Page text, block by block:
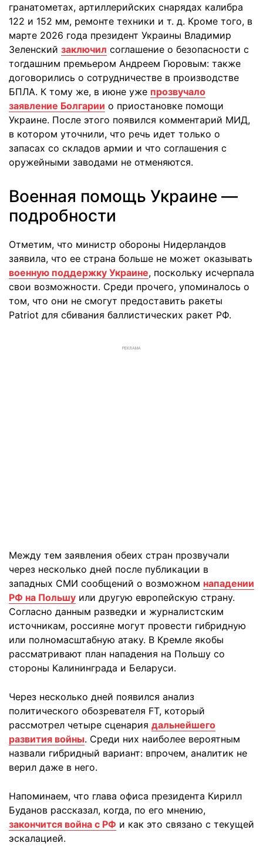
гранатометах, артиллерийских снарядах калибра
122 и 152 мм, ремонте техники и т. д. Кроме того, в
марте 2026 года президент Украины Владимир
Зеленский заключил соглашение о безопасности с
тогдашним премьером Андреем Гюровым: также
договорились о сотрудничестве в производстве
БПЛА. К тому же, в июне уже прозвучало
заявление Болгарии о приостановке помощи
Украине. После этого появился комментарий МИД,
в котором уточнили, что речь идет только о
запасах со складов армии и что соглашения с
оружейными заводами не отменяются.
Военная помощь Украине —
подробности
Отметим, что министр обороны Нидерландов
заявила, что ее страна больше не может оказывать
военную поддержку Украине, поскольку исчерпала
свои возможности. Среди прочего, упоминалось о
том, что они не смогут предоставить ракеты
Patriot для сбивания баллистических ракет РФ.
РЕКЛАМА
Между тем заявления обеих стран прозвучали
через несколько дней после публикации в
западных СМИ сообщений о возможном нападении
РФ на Польшу или другую европейскую страну.
Согласно данным разведки и журналистским
источникам, россияне могут провести гибридную
или полномасштабную атаку. В Кремле якобы
рассматривают план нападения на Польшу со
стороны Калининграда и Беларуси.
Через несколько дней появился анализ
политического обозревателя FT, который
рассмотрел четыре сценария дальнейшего
развития войны. Среди них наиболее вероятным
назвали гибридный вариант: впрочем, аналитик не
верил даже в него.
Напоминаем, что глава офиса президента Кирилл
Буданов рассказал, когда, по его мнению,
закончится война с РФ и как это связано с текущей
эскалацией.